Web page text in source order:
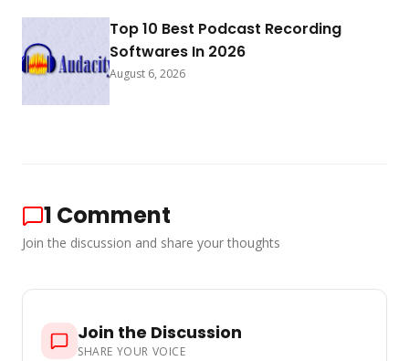
Top 10 Best Podcast Recording
Softwares In 2026
August 6, 2026
1 Comment
Join the discussion and share your thoughts
Join the Discussion
SHARE YOUR VOICE